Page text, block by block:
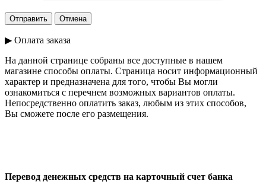
▶ Оплата заказа
На данной странице собраны все доступные в нашем
магазине способы оплаты. Страница носит информационный
характер и предназначена для того, чтобы Вы могли
ознакомиться с перечнем возможных вариантов оплаты.
Непосредственно оплатить заказ, любым из этих способов,
Вы сможете после его размещения.
Перевод денежных средств на карточный счет банка